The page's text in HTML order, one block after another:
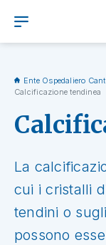
Ente Ospedaliero
Calcificazione tendinea
La
cui i cristalli
tendini o
possono